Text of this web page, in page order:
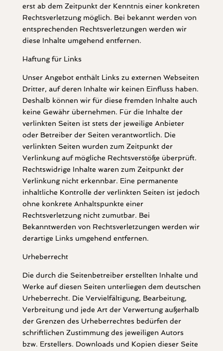
erst ab dem Zeitpunkt der Kenntnis einer konkreten
Rechtsverletzung möglich. Bei bekannt werden von
entsprechenden Rechtsverletzungen werden wir
diese Inhalte umgehend entfernen.
Haftung für Links
Unser Angebot enthält Links zu externen Webseiten
Dritter, auf deren Inhalte wir keinen Einfluss haben.
Deshalb können wir für diese fremden Inhalte auch
keine Gewähr übernehmen. Für die Inhalte der
verlinkten Seiten ist stets der jeweilige Anbieter
oder Betreiber der Seiten verantwortlich. Die
verlinkten Seiten wurden zum Zeitpunkt der
Verlinkung auf mögliche Rechtsverstöße überprüft.
Rechtswidrige Inhalte waren zum Zeitpunkt der
Verlinkung nicht erkennbar. Eine permanente
inhaltliche Kontrolle der verlinkten Seiten ist jedoch
ohne konkrete Anhaltspunkte einer
Rechtsverletzung nicht zumutbar. Bei
Bekanntwerden von Rechtsverletzungen werden wir
derartige Links umgehend entfernen.
Urheberrecht
Die durch die Seitenbetreiber erstellten Inhalte und
Werke auf diesen Seiten unterliegen dem deutschen
Urheberrecht. Die Vervielfältigung, Bearbeitung,
Verbreitung und jede Art der Verwertung außerhalb
der Grenzen des Urheberrechtes bedürfen der
schriftlichen Zustimmung des jeweiligen Autors
bzw. Erstellers. Downloads und Kopien dieser Seite